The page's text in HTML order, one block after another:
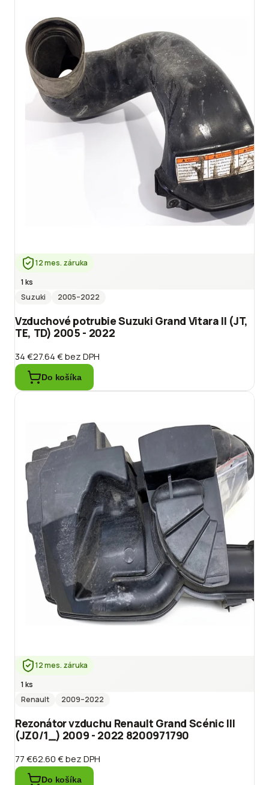
12 mes. záruka
1 ks
Suzuki
2005–2022
Vzduchové potrubie Suzuki Grand Vitara II (JT,
TE, TD) 2005 - 2022
34 €27.64 €bez DPH
Do košíka
12 mes. záruka
1 ks
Renault
2009–2022
Rezonátor vzduchu Renault Grand Scénic III
(JZ0/1_) 2009 - 2022 8200971790
77 €62.60 €bez DPH
Do košíka